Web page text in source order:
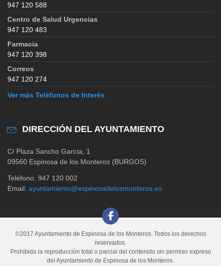
947 120 588
Centro de Salud Urgencias
947 120 483
Farmacia
947 120 398
Correos
947 120 274
Ver más Teléfonos de Interés
DIRECCIÓN DEL AYUNTAMIENTO
C/ Plaza Sancho García, 1
09560 Espinosa de los Monteros (BURGOS)
Teléfono: 947 120 002
Email: ayuntamiento@espinosadelosmonteros.es
©2017 Ayuntamiento de Espinosa de los Monteros. Todos los derechos
reservados.
Prohibida la reproducción total o parcial del contenido sin permiso expreso
del Ayuntamiento de Espinosa de los Monteros.